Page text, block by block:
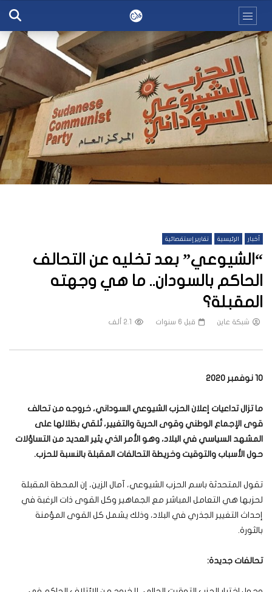
أخبار الرئيسية تقارير إستقصائية
“الشيوعي” بعد تخليه عن التحالف
الحاكم بالسودان.. ما هي وجهته
المقبلة؟
شبكة عاين قبل 6 سنوات 2.1 ألف
10 نوفمبر 2020
ما تزال تداعيات إعلان الحزب الشيوعي السوداني، خروجه من تحالف
قوى الإجماع الوطني وقوى الحرية والتغيير، تُلقي بظلالها على
المشهد السياسي في البلاد، وهو الأمر الذي يثير العديد من التساؤلات
حول الأسباب والتوقيت وخريطة التحالفات المقبلة بالنسبة للحزب.
تقول المتحدثة باسم الحزب الشيوعي، آمال الزين، إن المحطة المقبلة
لحزبها هي التعامل المباشر مع الجماهير وكل القوى ذات الرغبة في
إحداث التغيير الجذري في البلاد، وذلك يشمل كل القوى المؤمنة
بالثورة.
تحالفات جديدة: